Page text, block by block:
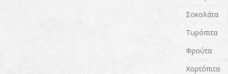
Σοκολάτα
Τυρόπιτα
Φρούτα
Χορτόπιτα